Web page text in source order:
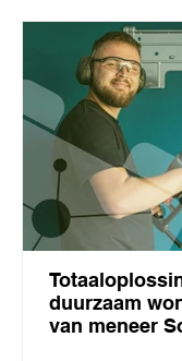
duurzaam
van meneer